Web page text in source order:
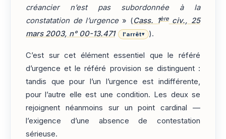
créancier n’est pas subordonnée à la
constatation de l’urgence» (Cass. 1èreciv., 25
mars 2003, n° 00-13.471
l'arrêt▾ ).
C’est sur cet élément essentiel que le référé
d’urgence et le référé provision se distinguent :
tandis que pour l’un l’urgence est indifférente,
pour l’autre elle est une condition. Les deux se
rejoignent néanmoins sur un point cardinal —
l’exigence d’une absence de contestation
sérieuse.